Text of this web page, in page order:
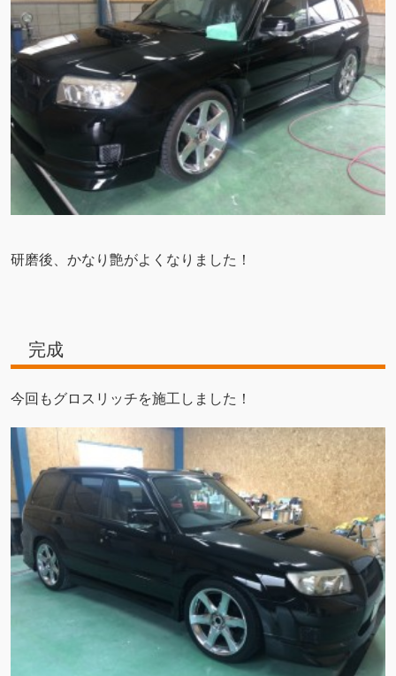
研磨後、かなり艶がよくなりました！
完成
今回もグロスリッチを施工しました！